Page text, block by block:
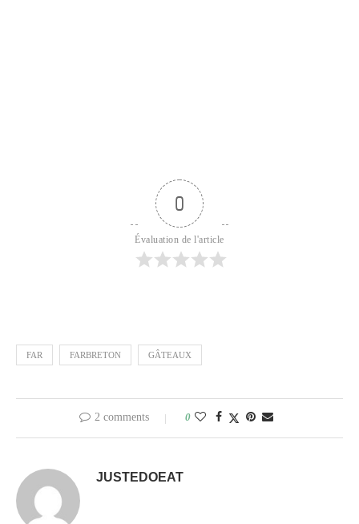
0
Évaluation de l'article
FAR FARBRETON GÂTEAUX
2 comments 0
JUSTEDOEAT